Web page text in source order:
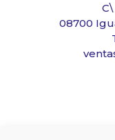
08700